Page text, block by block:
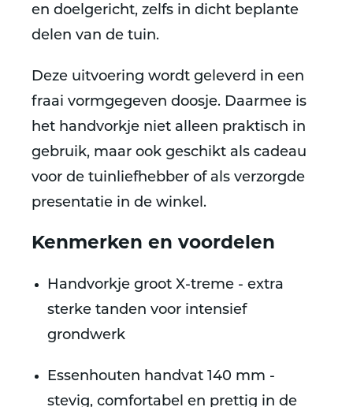
en doelgericht, zelfs in dicht beplante
delen van de tuin.
Deze uitvoering wordt geleverd in een
fraai vormgegeven doosje. Daarmee is
het handvorkje niet alleen praktisch in
gebruik, maar ook geschikt als cadeau
voor de tuinliefhebber of als verzorgde
presentatie in de winkel.
Kenmerken en voordelen
Handvorkje groot X-treme - extra
sterke tanden voor intensief
grondwerk
Essenhouten handvat 140 mm -
stevig, comfortabel en prettig in de